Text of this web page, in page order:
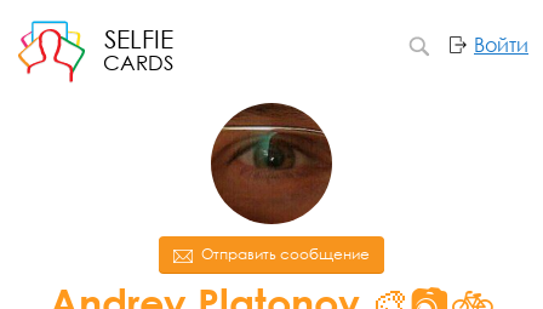
SELFIE
CARDS
Войти
Отправить сообщение